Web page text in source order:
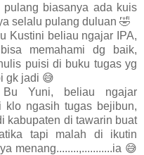
biasanya ada kuis
selalu pulang duluan 🤣
Kustini beliau ngajar IPA,
memahami dg baik,
puisi di buku tugas yg
gk jadi 😅
Yuni, beliau ngajar
klo ngasih tugas bejibun,
kabupaten di tawarin buat
tapi malah di ikutin
menang........,...........ia 😅